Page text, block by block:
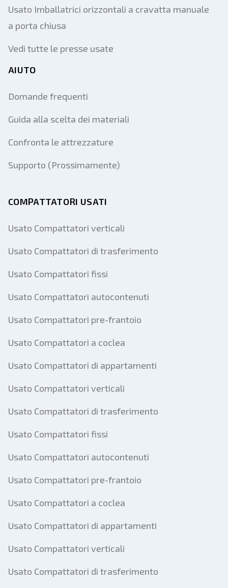
Usato Imballatrici orizzontali a cravatta manuale
a porta chiusa
Vedi tutte le presse usate
AIUTO
Domande frequenti
Guida alla scelta dei materiali
Confronta le attrezzature
Supporto (Prossimamente)
COMPATTATORI USATI
Usato Compattatori verticali
Usato Compattatori di trasferimento
Usato Compattatori fissi
Usato Compattatori autocontenuti
Usato Compattatori pre-frantoio
Usato Compattatori a coclea
Usato Compattatori di appartamenti
Usato Compattatori verticali
Usato Compattatori di trasferimento
Usato Compattatori fissi
Usato Compattatori autocontenuti
Usato Compattatori pre-frantoio
Usato Compattatori a coclea
Usato Compattatori di appartamenti
Usato Compattatori verticali
Usato Compattatori di trasferimento